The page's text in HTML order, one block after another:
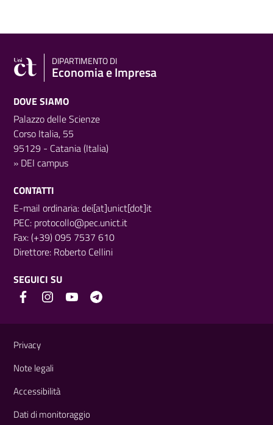
DIPARTIMENTO DI
Economia e Impresa
DOVE SIAMO
Palazzo delle Scienze
Corso Italia, 55
95129 - Catania (Italia)
» DEI campus
CONTATTI
E-mail ordinaria: dei[at]unict[dot]it
PEC: protocollo@pec.unict.it
Fax: (+39) 095 7537 610
Direttore: Roberto Cellini
SEGUICI SU
Privacy
Note legali
Accessibilità
Dati di monitoraggio